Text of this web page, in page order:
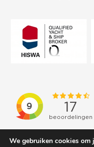
We gebruiken cookies om